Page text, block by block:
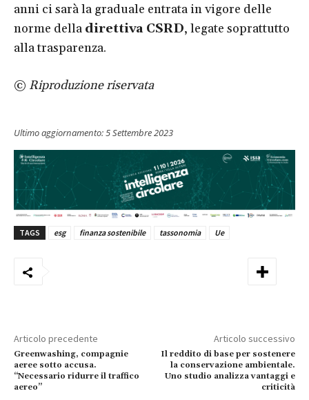
anni ci sarà la graduale entrata in vigore delle
norme della direttiva CSRD, legate soprattutto
alla trasparenza.
© Riproduzione riservata
Ultimo aggiornamento:5 Settembre 2023
TAGS esg finanza sostenibile tassonomia Ue
Articolo precedente
Greenwashing, compagnie
aeree sotto accusa.
“Necessario ridurre il traffico
aereo”
Articolo successivo
Il reddito di base per sostenere
la conservazione ambientale.
Uno studio analizza vantaggi e
criticità